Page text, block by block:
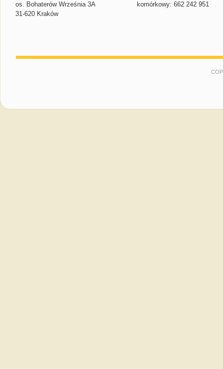
os. Bohaterów Września 3A
31-620 Kraków
komórkowy: 662 242 951